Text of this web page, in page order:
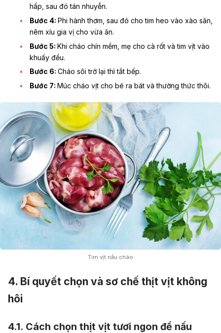
hấp, sau đó tán nhuyễn.
Bước 4: Phi hành thơm, sau đó cho tim heo vào xào săn,
nêm xíu gia vị cho vừa ăn.
Bước 5: Khi cháo chín mềm, mẹ cho cà rốt và tim vịt vào
khuấy đều.
Bước 6: Cháo sôi trở lại thì tắt bếp.
Bước 7: Múc cháo vịt cho bé ra bát và thường thức thôi.
Tim vịt nấu cháo
4. Bí quyết chọn và sơ chế thịt vịt không
hôi
4.1. Cách chọn thịt vịt tươi ngon để nấu